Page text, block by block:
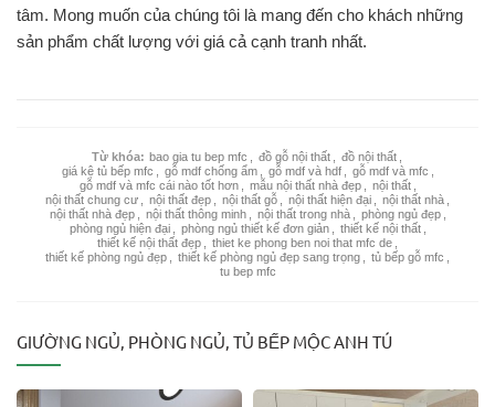
tâm. Mong muốn của chúng tôi là mang đến cho khách những
sản phẩm chất lượng với giá cả cạnh tranh nhất.
Từ khóa: bao gia tu bep mfc đồ gỗ nội thất đồ nội thất
giá kệ tủ bếp mfc
gỗ mdf chống ẩm gỗ mdf và hdf gỗ mdf và mfc
gỗ mdf và mfc cái nào tốt hơn
mẫu nội thất nhà đẹp nội thất
nội thất chung cư
nội thất đẹp nội thất gỗ nội thất hiện đại nội thất nhà
nội thất nhà đẹp
nội thất thông minh nội thất trong nhà phòng ngủ đẹp
phòng ngủ hiện đại
phòng ngủ thiết kế đơn giản thiết kế nội thất
thiết kế nội thất đẹp
thiet ke phong ben noi that mfc de
thiết kế phòng ngủ đẹp
thiết kế phòng ngủ đẹp sang trọng tủ bếp gỗ mfc
tu bep mfc
GIƯỜNG NGỦ, PHÒNG NGỦ, TỦ BẾP MỘC ANH TÚ